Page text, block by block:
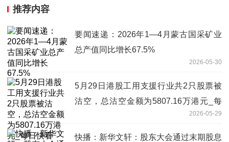
推荐内容
要闻速递：2026年1—4月蒙古国采矿业
总产值同比增长67.5%
2026-05-30
5月29日港股工用支援行业共2只股票被
沽空，总沽空金额为5807.16万港元_每
2026-05-29
快播：新华文轩：股东大会通过末期股息